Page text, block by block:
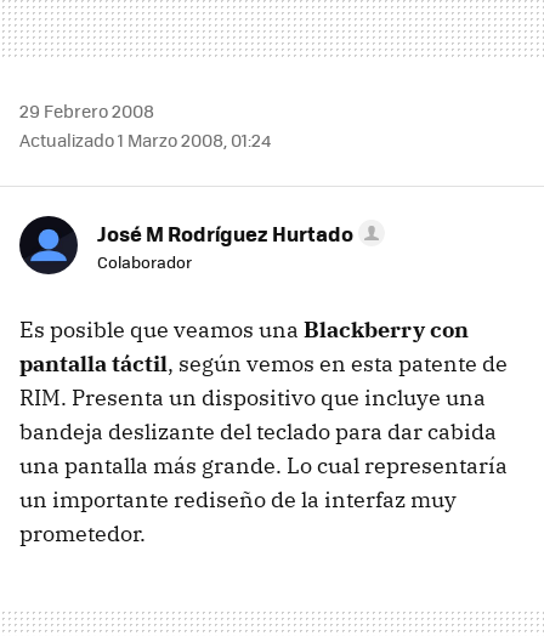
29 Febrero 2008
Actualizado 1 Marzo 2008, 01:24
José M Rodríguez Hurtado
Colaborador
Es posible que veamos una Blackberry con
pantalla táctil, según vemos en esta patente de
RIM. Presenta un dispositivo que incluye una
bandeja deslizante del teclado para dar cabida
una pantalla más grande. Lo cual representaría
un importante rediseño de la interfaz muy
prometedor.